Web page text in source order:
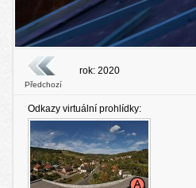
Předchozí
rok: 2020
Odkazy virtuální prohlídky: